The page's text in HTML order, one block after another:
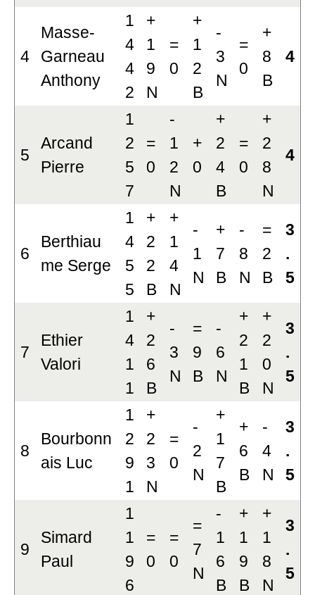
4
Masse-
Garneau
Anthony
1
4
4
2
+
1
9
N
=
0
+
1
2
B
-
3
N
=
0
+
8
B
4
5
Arcand
Pierre
1
2
5
7
=
0
-
1
2
N
+
0
+
2
4
B
=
0
+
2
8
N
4
6
Berthiau
me Serge
1
4
5
5
+
2
2
B
+
1
4
N
-
1
N
+
7
B
-
8
N
=
2
B
3
.
5
7
Ethier
Valori
1
4
1
1
+
2
6
B
-
3
N
=
9
B
-
6
N
+
2
1
B
+
2
0
N
3
.
5
8
Bourbonn
ais Luc
1
2
9
1
+
2
3
N
=
0
-
2
N
+
1
7
B
+
6
B
-
4
N
3
.
5
9
Simard
Paul
1
1
9
6
=
0
=
0
=
7
N
-
1
6
B
+
1
9
B
+
1
8
N
3
.
5